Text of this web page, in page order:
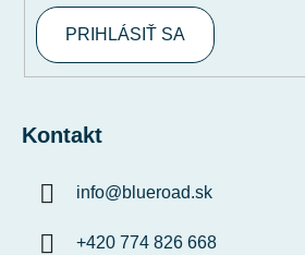
PRIHLÁSIŤ SA
Kontakt
info@blueroad.sk
+420 774 826 668